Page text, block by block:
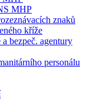
MHP
znaků
kříže
bezpeč. agentury
personálu